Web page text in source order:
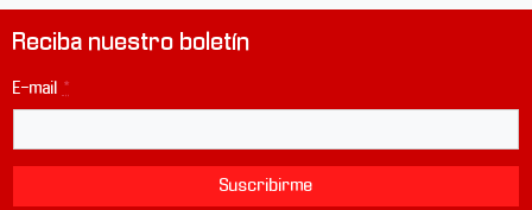
Reciba nuestro boletín
E-mail *
Suscribirme